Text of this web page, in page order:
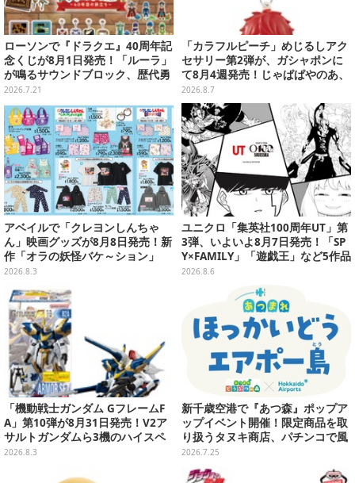
ローソンで『ドラクエ』40周年記
念くじが8月1日発売！「ルーラ」
が鳴るサウンドブロック、歴代勇
者＆スライムのフィギュアなど、
シリーズを振り返る景品盛りだく
さん
2026.7.21
「カラフルピーチ」めじるしアク
セサリー第2弾が、ガシャポンに
て8月4週発売！じゃぱぱやのあ、
シヴァたちメンバー11名分ライン
ナップ
2026.8.7
アベイルで「クレヨンしんちゃ
ん」映画グッズが8月8日発売！新
作「オラの妖怪バケ～ション」
や、「ヘンダーランド」「暗黒タ
2026.8.3
ユニクロ「集英社100周年UT」第
3弾、いよいよ8月7日発売！「SP
Y×FAMILY」「遊戯王」など5作品
をデザイン
2026.8.6
「機動戦士ガンダム GフレームF
A」第10弾が8月31日発売！V2ア
サルトガンダムら3機のハイスペ
ック可動フィギュア
2026.8.3
新千歳空港で『あつ森』ポップア
ップイベント開催！限定商品を取
り扱うタヌキ商店、パチンコで風
船を狙う体験ゲームなど
2026.7.25